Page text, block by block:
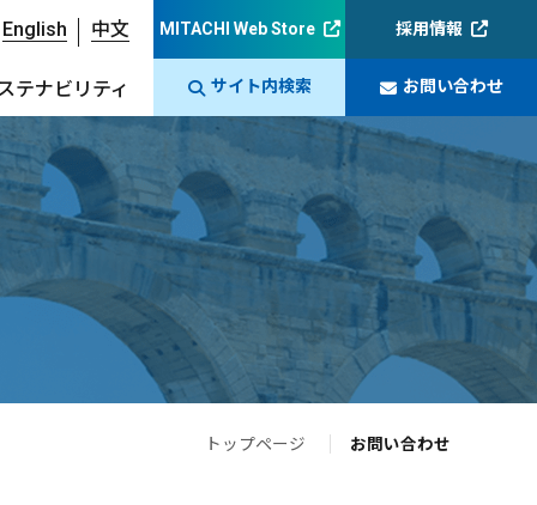
English 中文
テナビリティ
MITACHI Web Store 採用情報
サイト内検索 お問い合わせ
トップページ お問い合わせ